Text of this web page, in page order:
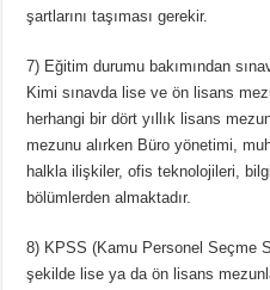
şartlarını taşıması gerekir.
7) Eğitim durumu bakımından
Kimi sınavda lise ve ön lisans
herhangi bir dört yıllık lisans
mezunu alırken Büro yönetimi,
halkla ilişkiler, ofis teknolojileri,
bölümlerden almaktadır.
8) KPSS (Kamu Personel Seçme
şekilde lise ya da ön lisans